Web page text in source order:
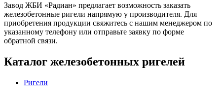
Завод ЖБИ «Радиан» предлагает возможность заказать
железобетонные ригели напрямую у производителя. Для
приобретения продукции свяжитесь с нашим менеджером по
указанному телефону или отправьте заявку по форме
обратной связи.
Каталог железобетонных ригелей
Ригели